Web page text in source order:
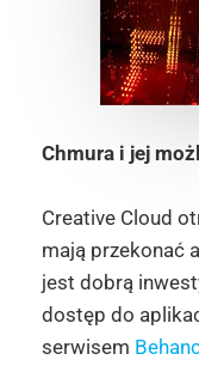
Chmura i jej
Creative Cloud
mają przekonać
jest dobrą
dostęp do
serwisem